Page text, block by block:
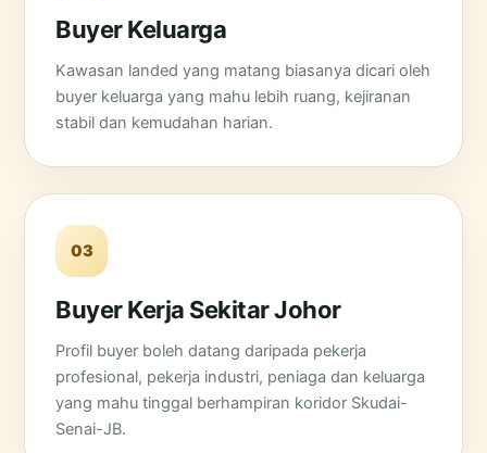
Buyer Keluarga
Kawasan landed yang matang biasanya dicari oleh
buyer keluarga yang mahu lebih ruang, kejiranan
stabil dan kemudahan harian.
03
Buyer Kerja Sekitar Johor
Profil buyer boleh datang daripada pekerja
profesional, pekerja industri, peniaga dan keluarga
yang mahu tinggal berhampiran koridor Skudai-
Senai-JB.